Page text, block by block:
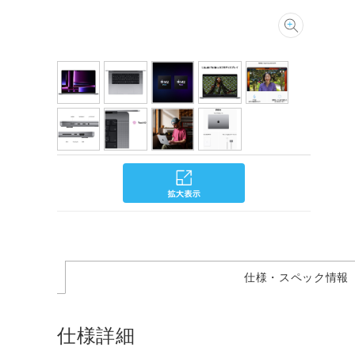
仕様・スペック情報
仕様詳細